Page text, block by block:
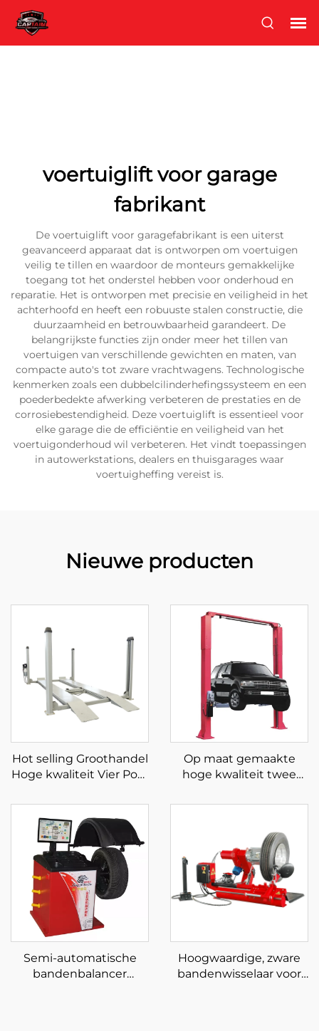
voertuiglift voor garage
fabrikant
De voertuiglift voor garagefabrikant is een uiterst
geavanceerd apparaat dat is ontworpen om voertuigen
veilig te tillen en waardoor de monteurs gemakkelijke
toegang tot het onderstel hebben voor onderhoud en
reparatie. Het is ontworpen met precisie en veiligheid in het
achterhoofd en heeft een robuuste stalen constructie, die
duurzaamheid en betrouwbaarheid garandeert. De
belangrijkste functies zijn onder meer het tillen van
voertuigen van verschillende gewichten en maten, van
compacte auto's tot zware vrachtwagens. Technologische
kenmerken zoals een dubbelcilinderhefingssysteem en een
poederbedekte afwerking verbeteren de prestaties en de
corrosiebestendigheid. Deze voertuiglift is essentieel voor
elke garage die de efficiëntie en veiligheid van het
voertuigonderhoud wil verbeteren. Het vindt toepassingen
in autowerkstations, dealers en thuisgarages waar
voertuigheffing vereist is.
Nieuwe producten
Hot selling Groothandel
Hoge kwaliteit Vier Post
Op maat gemaakte
hoge kwaliteit twee
twee koloms lift met CE
Semi-automatische
bandenbalancer
Hoogwaardige, zware
bandenwisselaar voor